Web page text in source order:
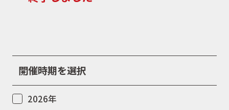
イベント
開催時期を選択
2026年